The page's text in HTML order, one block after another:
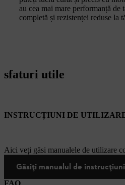
au cea mai mare performanță
completă și rezistenței reduse la
sfaturi utile
INSTRUCȚIUNI DE
Aici veți găsi manualele de utilizare
Găsiți manualul de
FAQ